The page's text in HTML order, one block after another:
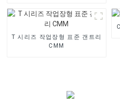
T 시리즈 작업장형 표준 갠트리
CMM